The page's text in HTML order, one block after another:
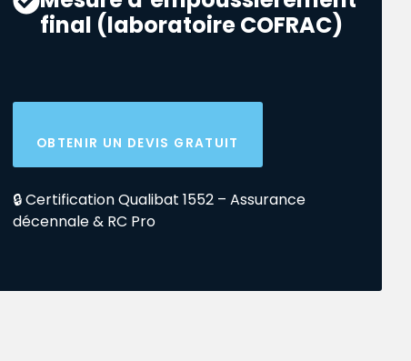
final (laboratoire COFRAC)
OBTENIR UN DEVIS GRATUIT
🔒 Certification Qualibat 1552 – Assurance
décennale & RC Pro